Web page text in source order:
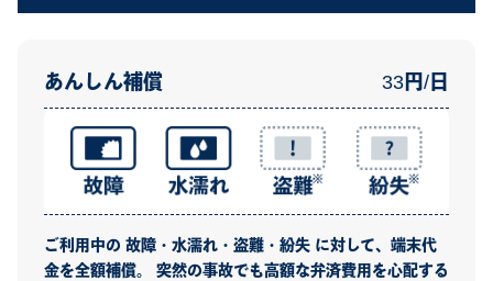
あんしん補償 33円/日
ご利用中の 故障・水濡れ・盗難・紛失 に対して、端末代
金を全額補償。 突然の事故でも高額な弁済費用を心配する